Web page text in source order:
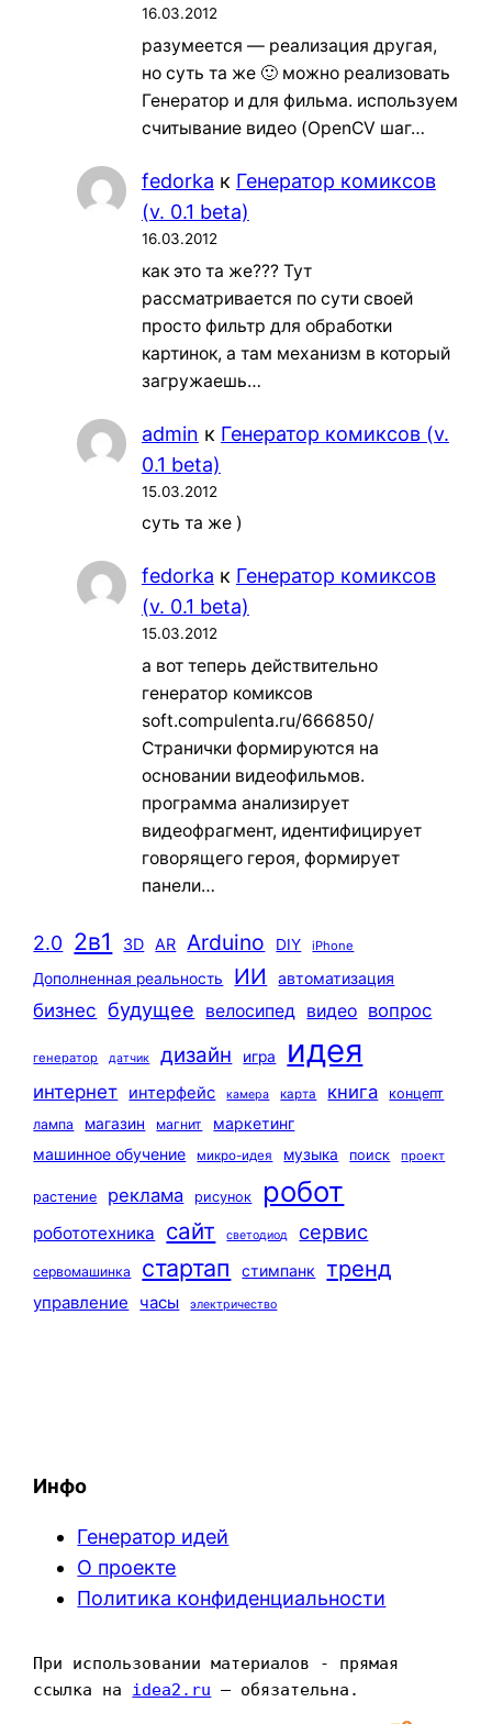
16.03.2012
разумеется — реализация другая,
но суть та же 🙂 можно реализовать
Генератор и для фильма. используем
считывание видео (OpenCV шаг…
fedorka к Генератор комиксов
(v. 0.1 beta)
16.03.2012
как это та же??? Тут
рассматривается по сути своей
просто фильтр для обработки
картинок, а там механизм в который
загружаешь…
admin к Генератор комиксов (v.
0.1 beta)
15.03.2012
суть та же )
fedorka к Генератор комиксов
(v. 0.1 beta)
15.03.2012
а вот теперь действительно
генератор комиксов
soft.compulenta.ru/666850/
Странички формируются на
основании видеофильмов.
программа анализирует
видеофрагмент, идентифицирует
говорящего героя, формирует
панели…
2.0 2в1 3D AR Arduino DIY iPhone
Дополненная реальность ИИ автоматизация
бизнес будущее велосипед видео вопрос
генератор датчик дизайн игра идея
интернет интерфейс камера карта книга
концепт
лампа
магазин магнит
маркетинг
машинное обучение
микро-идея музыка поиск проект
растение реклама рисунок робот
робототехника сайт светодиод сервис
сервомашинка стартап стимпанк тренд
управление часы электричество
Инфо
Генератор идей
О проекте
Политика конфиденциальности
При использовании материалов - прямая
ссылка на idea2.ru — обязательна.